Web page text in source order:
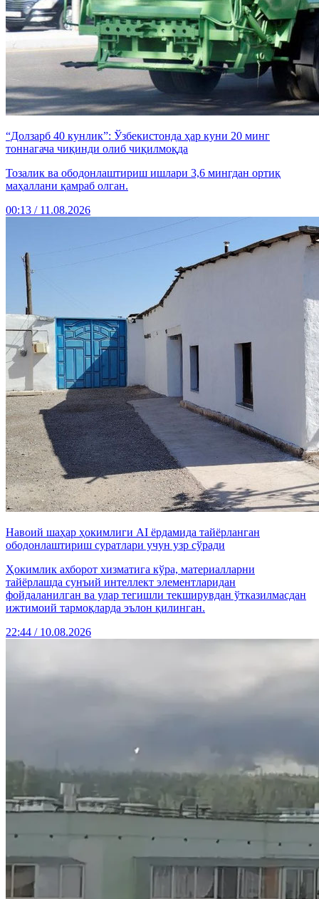
“Долзарб 40 кунлик”: Ўзбекистонда ҳар куни 20 минг
тоннагача чиқинди олиб чиқилмоқда
Тозалик ва ободонлаштириш ишлари 3,6 мингдан ортиқ
маҳаллани қамраб олган.
00:13 / 11.08.2026
Навоий шаҳaр ҳокимлиги АI ёрдамида тайёрланган
ободонлаштириш суратлари учун узр сўради
Ҳокимлик ахборот хизматига кўра, материалларни
тайёрлашда сунъий интеллект элементларидан
фойдаланилган ва улар тегишли текширувдан ўтказилмасдан
ижтимоий тармоқларда эълон қилинган.
22:44 / 10.08.2026